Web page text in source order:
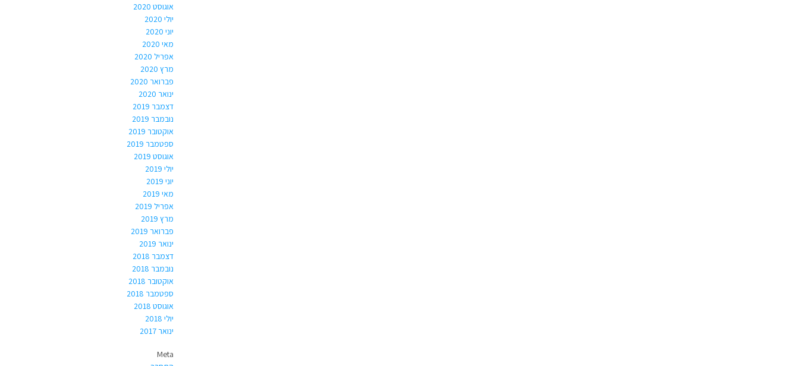
אוגוסט 2020
יולי 2020
יוני 2020
מאי 2020
אפריל 2020
מרץ 2020
פברואר 2020
ינואר 2020
דצמבר 2019
נובמבר 2019
אוקטובר 2019
ספטמבר 2019
אוגוסט 2019
יולי 2019
יוני 2019
מאי 2019
אפריל 2019
מרץ 2019
פברואר 2019
ינואר 2019
דצמבר 2018
נובמבר 2018
אוקטובר 2018
ספטמבר 2018
אוגוסט 2018
יולי 2018
ינואר 2017
Meta